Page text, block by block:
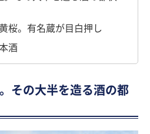
桜。有名蔵が目白押し
酒
その大半を造る酒の都